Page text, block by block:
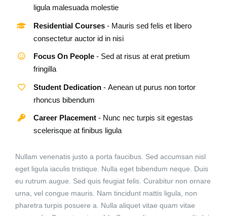
ligula malesuada molestie
Residential Courses - Mauris sed felis et libero
consectetur auctor id in nisi
Focus On People - Sed at risus at erat pretium
fringilla
Student Dedication - Aenean ut purus non tortor
rhoncus bibendum
Career Placement - Nunc nec turpis sit egestas
scelerisque at finibus ligula
Nullam venenatis justo a porta faucibus. Sed accumsan nisl
eget ligula iaculis tristique. Nulla eget bibendum neque. Duis
eu rutrum augue. Sed quis feugiat felis. Curabitur non ornare
urna, vel congue mauris. Nam tincidunt mattis ligula, non
pharetra turpis posuere a. Nulla aliquet vitae quam vitae